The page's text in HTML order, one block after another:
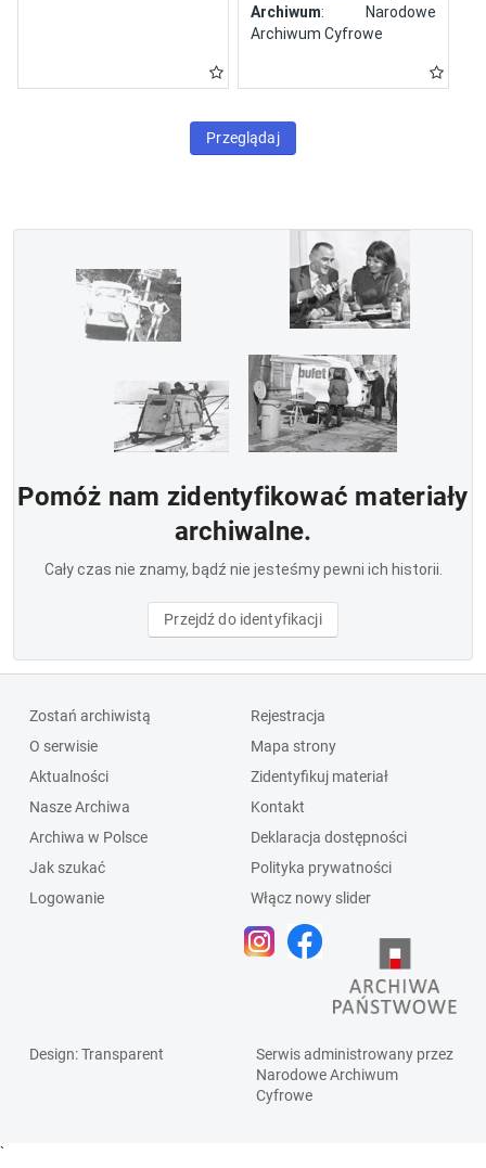
Siemaszki
Archiwum: Narodowe
Archiwum Cyfrowe
Przeglądaj
Pomóż nam zidentyfikować materiały
archiwalne.
Cały czas nie znamy, bądź nie jesteśmy pewni ich historii.
Przejdź do identyfikacji
Zostań archiwistą
O serwisie
Aktualności
Nasze Archiwa
Archiwa w Polsce
Jak szukać
Logowanie
Rejestracja
Mapa strony
Zidentyfikuj materiał
Kontakt
Deklaracja dostępności
Polityka prywatności
Włącz nowy slider
Design: Transparent
Serwis administrowany przez
Narodowe Archiwum
Cyfrowe
`